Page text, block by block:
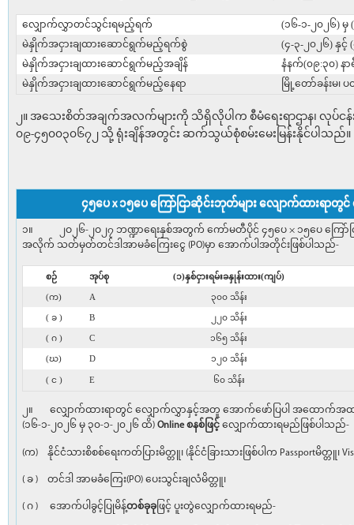
လျှောက်လွှာတင်သွင်းရမည့်ရက်
(၁၆-၁-၂၀၂၆) မှ
မဲနှိုက်အငှားချထားဆောင်ရွက်မည့်ရက်စွဲ
(၄-၃-၂၀၂၆) နှင့်
မဲနှိုက်အငှားချထားဆောင်ရွက်မည့်အချိန်
နံနက်(၀၉:၃၀) နာ
မဲနှိုက်အငှားချထားဆောင်ရွက်မည့်နေရာ
မြို့တော်ခန်းမ၊
၂။ အသေးစိတ်အချက်အလက်များကို သိရှိလိုပါက စီမံရေးရာဌာန၊ လုပ်ငန်းရ
၀၉-၄၅၀၀၃၀၆၇၂ သို့ ရုံးချိန်အတွင်း ဆက်သွယ်စုံစမ်းမေးမြန်းနိုင်ပါသည်။
၄၅ပေ x ၁၅ပေ ကြော်ငြာဆိုင်းဘုတ်များ လျောက်ထားရာတွ
၁။ ၂ဝ၂၆-၂ဝ၂၇ ဘဏ္ဍာရေးနှစ်အတွက် ကော်မတီပိုင် ၄၅ပေ × ၁၅ပေ ကြော်ငြ
အလိုက် သတ်မှတ်တင်ဒါအာမခံကြေးငွေ (PO)မှာ အောက်ပါအတိုင်းဖြစ်ပါသည်-
စဉ် အုပ်စု (၁)နှစ်ငှားရမ်းခနှုန်းထား(ကျပ်)
(က) A ၃၀၀ သိန်း
( ခ ) B ၂၂၀ သိန်း
( ဂ ) C ၁၆၅ သိန်း
(ဃ) D ၁၂၀ သိန်း
( င ) E ၆၀ သိန်း
၂။ လျှောက်ထားရာတွင် လျှောက်လွှာနှင့်အတူ အောက်ဖော်ပြပါ အထောက်အထားမ
(၁၆-၁-၂၀၂၆ မှ ၃၀-၁-၂၀၂၆ ထိ)Online စနစ်ဖြင့် လျှောက်ထားရမည်ဖြစ်ပါသည်-
(က) နိုင်ငံသားစိစစ်ရေးကတ်ပြားမိတ္တူ၊ (နိုင်ငံခြားသားဖြစ်ပါက Passportမိတ္
( ခ ) တင်ဒါ အာမခံကြေး(PO) ပေးသွင်းချလံမိတ္တူ၊
( ဂ ) အောက်ပါခွင့်ပြုမိန့်တစ်ခုခု ဖြင့် ပူးတွဲလျှောက်ထားရမည်-